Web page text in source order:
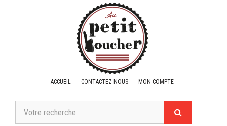
ACCUEIL CONTACTEZ NOUS MON COMPTE